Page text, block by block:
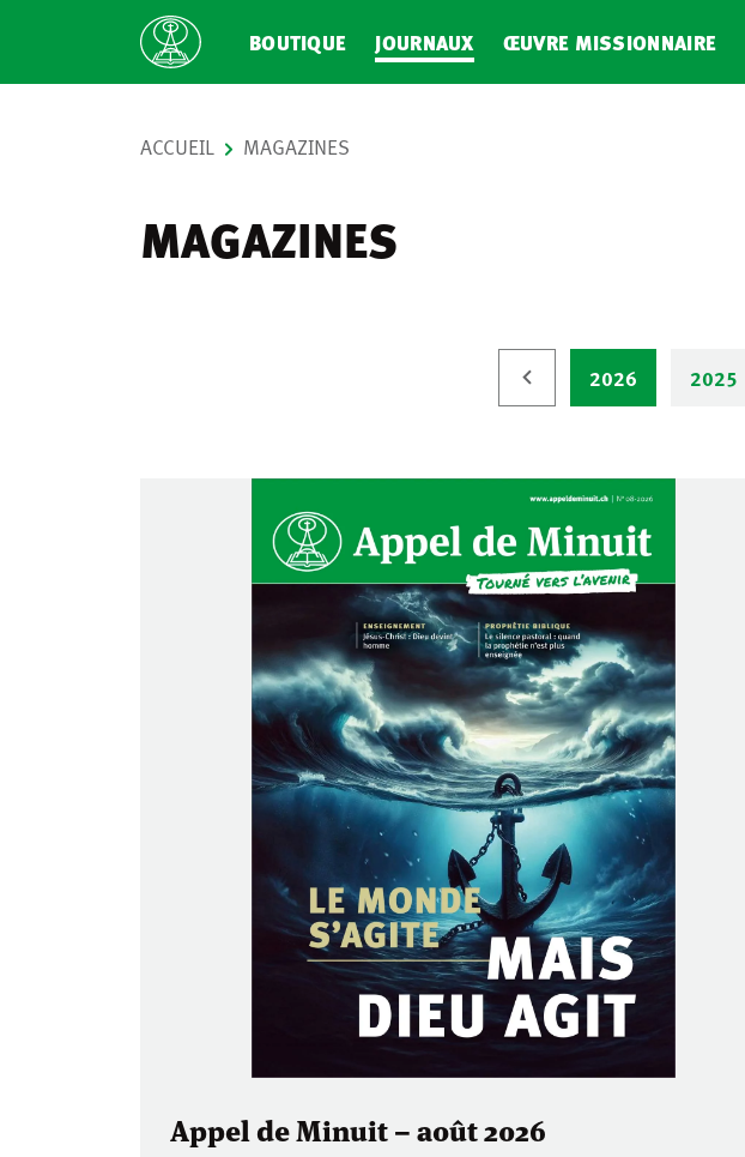
BOUTIQUE JOURNAUX ŒUVRE MISSIONNAIRE
ACCUEIL MAGAZINES
MAGAZINES
2026 2025
Appel de Minuit – août 2026